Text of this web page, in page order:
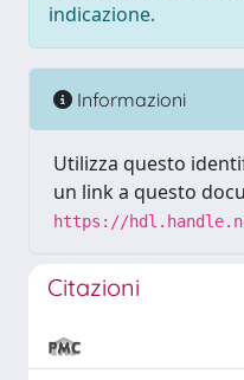
indicazione.
Informazioni
Utilizza questo
un link a questo
https://
Citazioni